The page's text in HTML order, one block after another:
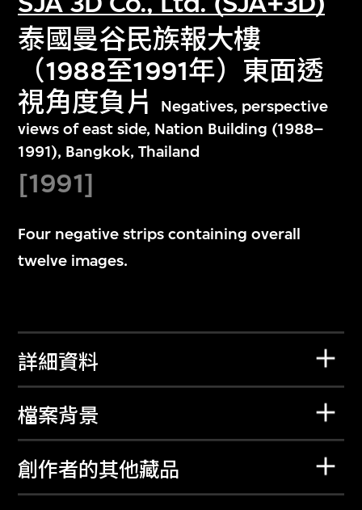
泰國曼谷民族報大樓
（1988至1991年）東面透
視角度負片
Negatives, perspective
views of east side, Nation Building (1988–
1991), Bangkok, Thailand
[1991]
Four negative strips containing overall
twelve images.
詳細資料
檔案背景
創作者的其他藏品